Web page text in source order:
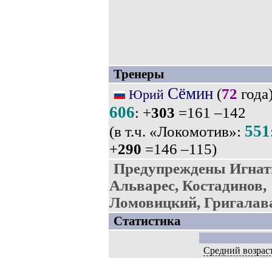
Тренеры
Юрий Сёмин(72
606: +303 =161 –142
(в т.ч. «Локомотив»: 551
+290 =146 –115)
Предупреждены
Альварес, Костадинов,
Ломовицкий,
Статистика
Средний